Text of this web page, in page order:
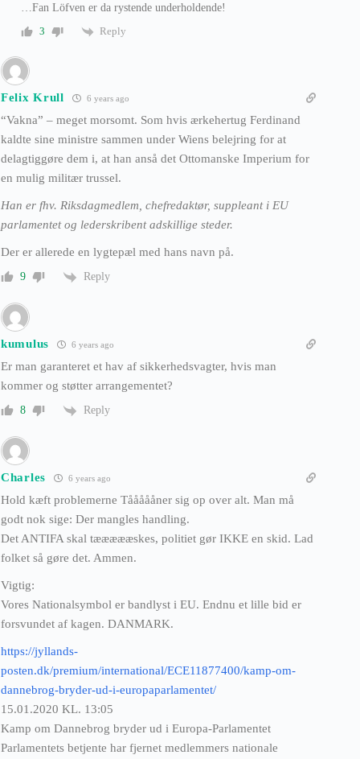
…Fan Löfven er da rystende underholdende!
3
Reply
Felix Krull 6 years ago
“Vakna” – meget morsomt. Som hvis ærkehertug Ferdinand
kaldte sine ministre sammen under Wiens belejring for at
delagtiggøre dem i, at han anså det Ottomanske Imperium for
en mulig militær trussel.
Han er fhv. Riksdagmedlem, chefredaktør, suppleant i EU
parlamentet og lederskribent adskillige steder.
Der er allerede en lygtepæl med hans navn på.
9 Reply
kumulus 6 years ago
Er man garanteret et hav af sikkerhedsvagter, hvis man
kommer og støtter arrangementet?
8 Reply
Charles 6 years ago
Hold kæft problemerne Tåååååner sig op over alt. Man må
godt nok sige: Der mangles handling.
Det ANTIFA skal tæææææskes, politiet gør IKKE en skid. Lad
folket så gøre det. Ammen.
Vigtig:
Vores Nationalsymbol er bandlyst i EU. Endnu et lille bid er
forsvundet af kagen. DANMARK.
https://jyllands-
posten.dk/premium/international/ECE11877400/kamp-om-
dannebrog-bryder-ud-i-europaparlamentet/
15.01.2020 KL. 13:05
Kamp om Dannebrog bryder ud i Europa-Parlamentet
Parlamentets betjente har fjernet medlemmers nationale